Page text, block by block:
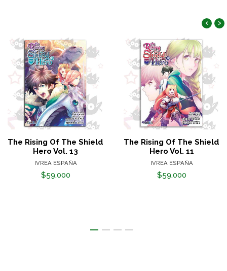
The Rising Of The Shield
Hero Vol. 13
IVREA ESPAÑA
$59.000
The Rising Of The Shield
Hero Vol. 11
IVREA ESPAÑA
$59.000
‹ ›